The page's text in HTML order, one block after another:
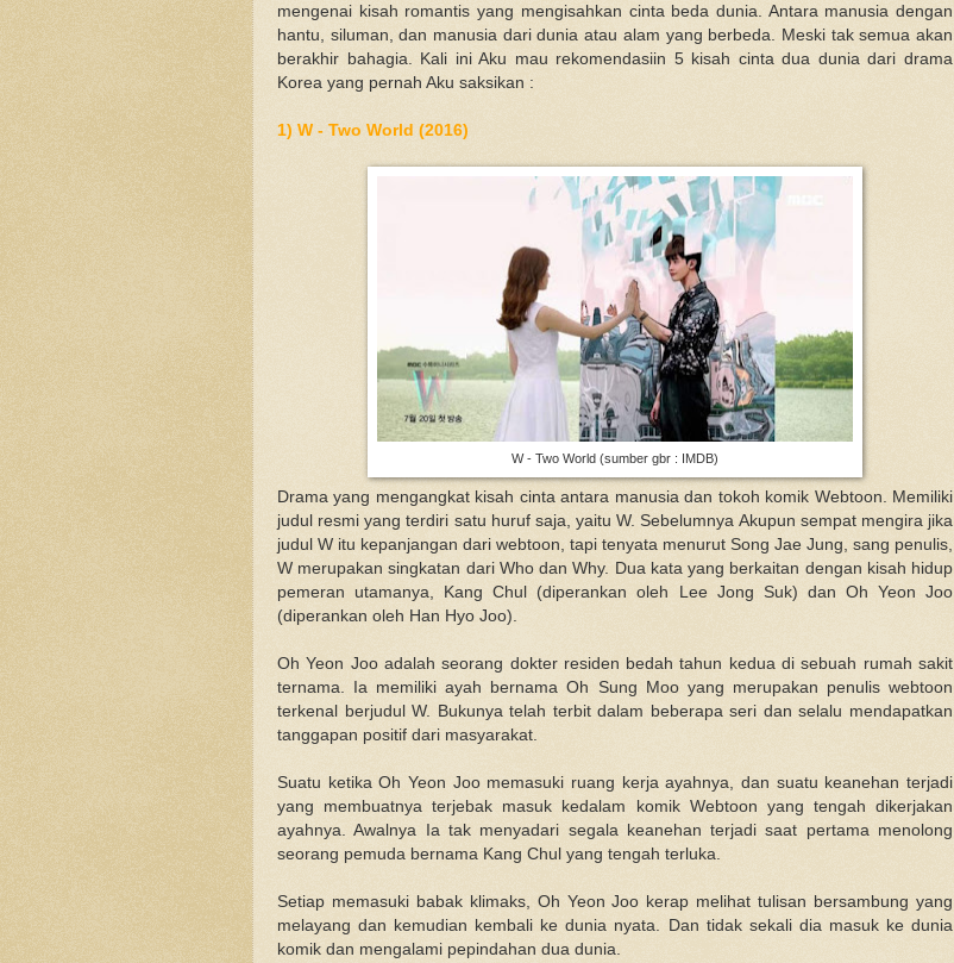
mengenai kisah romantis yang mengisahkan cinta beda dunia. Antara manusia dengan
hantu, siluman, dan manusia dari dunia atau alam yang berbeda. Meski tak semua akan
berakhir bahagia. Kali ini Aku mau rekomendasiin 5 kisah cinta dua dunia dari drama
Korea yang pernah Aku saksikan :
1) W - Two World (2016)
W - Two World (sumber gbr : IMDB)
Drama yang mengangkat kisah cinta antara manusia dan tokoh komik Webtoon. Memiliki
judul resmi yang terdiri satu huruf saja, yaitu W. Sebelumnya Akupun sempat mengira jika
judul W itu kepanjangan dari webtoon, tapi tenyata menurut Song Jae Jung, sang penulis,
W merupakan singkatan dari Who dan Why. Dua kata yang berkaitan dengan kisah hidup
pemeran utamanya, Kang Chul (diperankan oleh Lee Jong Suk) dan Oh Yeon Joo
(diperankan oleh Han Hyo Joo).
Oh Yeon Joo adalah seorang dokter residen bedah tahun kedua di sebuah rumah sakit
ternama. Ia memiliki ayah bernama Oh Sung Moo yang merupakan penulis webtoon
terkenal berjudul W. Bukunya telah terbit dalam beberapa seri dan selalu mendapatkan
tanggapan positif dari masyarakat.
Suatu ketika Oh Yeon Joo memasuki ruang kerja ayahnya, dan suatu keanehan terjadi
yang membuatnya terjebak masuk kedalam komik Webtoon yang tengah dikerjakan
ayahnya. Awalnya Ia tak menyadari segala keanehan terjadi saat pertama menolong
seorang pemuda bernama Kang Chul yang tengah terluka.
Setiap memasuki babak klimaks, Oh Yeon Joo kerap melihat tulisan bersambung yang
melayang dan kemudian kembali ke dunia nyata. Dan tidak sekali dia masuk ke dunia
komik dan mengalami pepindahan dua dunia.